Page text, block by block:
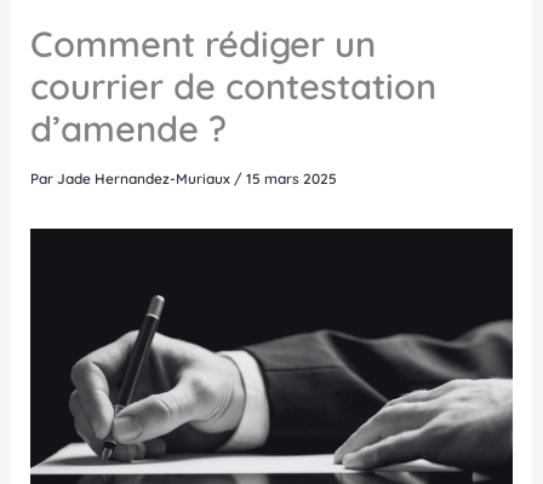
Comment rédiger un
courrier de contestation
d’amende ?
ParJade Hernandez-Muriaux /15 mars 2025